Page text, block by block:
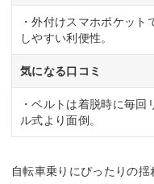
・外付けスマホポケッ
しやすい利便性。
気になる口コミ
・ベルトは着脱時に毎
ル式より面倒。
自転車乗りにぴったりの